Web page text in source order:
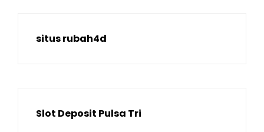
situs rubah4d
Slot Deposit Pulsa Tri